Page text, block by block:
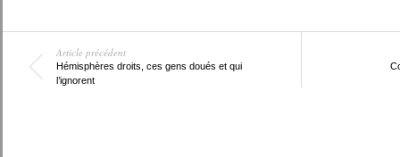
Article précédent
Hémisphères droits, ces gens doués et qui
l’ignorent